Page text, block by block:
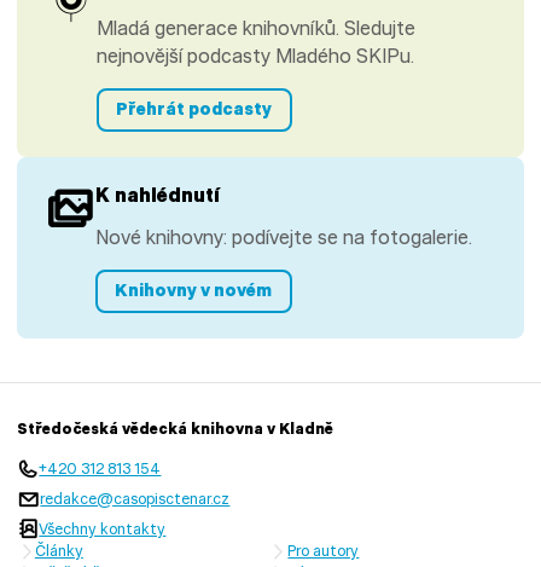
Mladá generace knihovníků. Sledujte
nejnovější podcasty Mladého SKIPu.
Přehrát podcasty
K nahlédnutí
Nové knihovny: podívejte se na fotogalerie.
Knihovny v novém
Středočeská vědecká knihovna v Kladně
+420 312 813 154
redakce@casopisctenar.cz
Všechny kontakty
Články
Pro autory